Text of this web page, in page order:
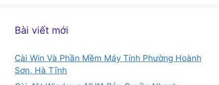
Bài viết mới
Cài Win Và Phần Mềm Máy Tính Phường Hoành
Sơn, Hà Tĩnh